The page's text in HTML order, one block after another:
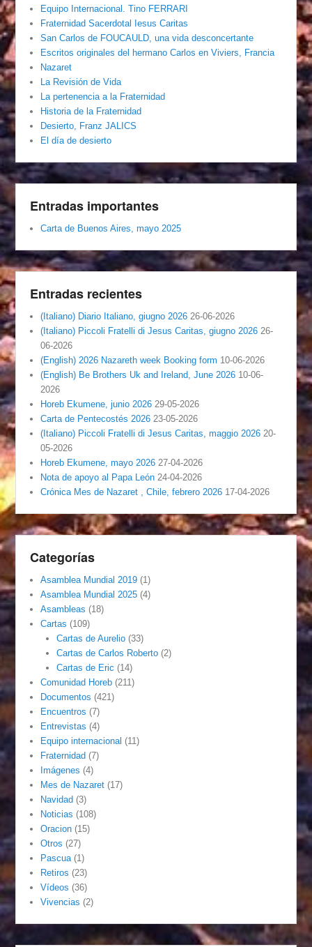
Equipo Internacional. Tino FERRARI
Fraternidad Sacerdotal Iesus Caritas
San Carlos de FOUCAULD, una vida desconcertante
Escritos originales del hermano Carlos en Viviers, Francia
Nazaret
La Revisión de Vida
La pertenencia a la Fraternidad
Historia de la Fraternidad
Desierto, Franz JALICS
El día de desierto
Entradas importantes
Carta de Buenos Aires, mayo 2025
Entradas recientes
(Italiano) Diario Italiano, giugno 2026 26-06-2026
(Italiano) Piccoli Fratelli di Jesus Caritas, giugno 2026 26-
06-2026
(English) 2026 Nazareth week Booking form 10-06-2026
(English) Be Brothers Uk and Ireland, June 2026 10-06-
2026
Horeb Ekumene, junio 2026 29-05-2026
Carta de Pentecostés 2026 23-05-2026
(Italiano) Piccoli Fratelli di Jesus Caritas, maggio 2026 20-
05-2026
Horeb Ekumene, mayo 2026 27-04-2026
Nota de apoyo al Papa León 24-04-2026
Crónica Mes de Nazaret , Chile, febrero 2026 17-04-2026
Categorías
Asamblea Mundial 2019 (1)
Asamblea Mundial 2025 (4)
Asambleas (18)
Cartas (109)
Cartas de Aurelio(33)
Cartas de Carlos Roberto(2)
Cartas de Eric (14)
Comunidad Horeb (211)
Documentos (421)
Encuentros (7)
Entrevistas (4)
Equipo internacional (11)
Fraternidad (7)
Imágenes (4)
Mes de Nazaret (17)
Navidad (3)
Noticias (108)
Oracion (15)
Otros (27)
Pascua (1)
Retiros (23)
Vídeos (36)
Vivencias (2)